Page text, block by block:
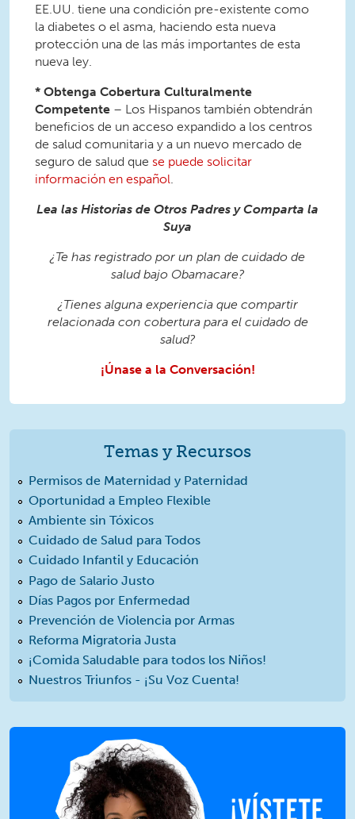
EE.UU. tiene una condición pre-existente como
la diabetes o el asma, haciendo esta nueva
protección una de las más importantes de esta
nueva ley.
* Obtenga Cobertura Culturalmente
Competente – Los Hispanos también obtendrán
beneficios de un acceso expandido a los centros
de salud comunitaria y a un nuevo mercado de
seguro de salud que se puede solicitar
información en español.
Lea las Historias de Otros Padres y Comparta la
Suya
¿Te has registrado por un plan de cuidado de
salud bajo Obamacare?
¿Tienes alguna experiencia que compartir
relacionada con cobertura para el cuidado de
salud?
¡Únase a la Conversación!
Temas y Recursos
Permisos de Maternidad y Paternidad
Oportunidad a Empleo Flexible
Ambiente sin Tóxicos
Cuidado de Salud para Todos
Cuidado Infantil y Educación
Pago de Salario Justo
Días Pagos por Enfermedad
Prevención de Violencia por Armas
Reforma Migratoria Justa
¡Comida Saludable para todos los Niños!
Nuestros Triunfos - ¡Su Voz Cuenta!